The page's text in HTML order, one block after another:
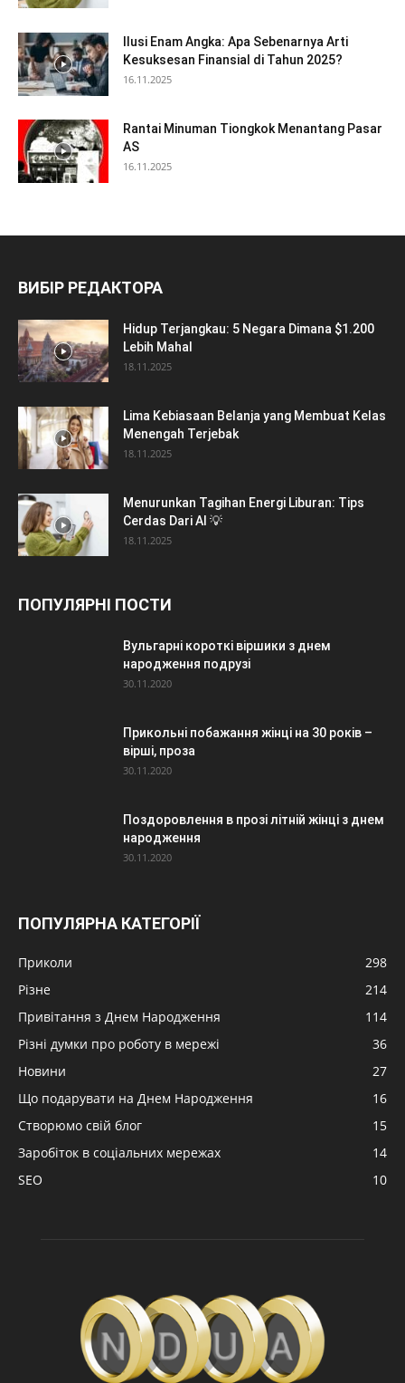
Ilusi Enam Angka: Apa Sebenarnya Arti
Kesuksesan Finansial di Tahun 2025?
16.11.2025
Rantai Minuman Tiongkok Menantang Pasar
AS
16.11.2025
ВИБІР РЕДАКТОРА
Hidup Terjangkau: 5 Negara Dimana $1.200
Lebih Mahal
18.11.2025
Lima Kebiasaan Belanja yang Membuat Kelas
Menengah Terjebak
18.11.2025
Menurunkan Tagihan Energi Liburan: Tips
Cerdas Dari AI 💡
18.11.2025
ПОПУЛЯРНІ ПОСТИ
Вульгарні короткі віршики з днем
народження подрузі
30.11.2020
Прикольні побажання жінці на 30 років –
вірші, проза
30.11.2020
Поздоровлення в прозі літній жінці з днем
народження
30.11.2020
ПОПУЛЯРНА КАТЕГОРІЇ
Приколи
298
Різне
214
Привітання з Днем Народження
114
Різні думки про роботу в мережі
36
Новини
27
Що подарувати на Днем Народження
16
Створюмо свій блог
15
Заробіток в соціальних мережах
14
SEO
10